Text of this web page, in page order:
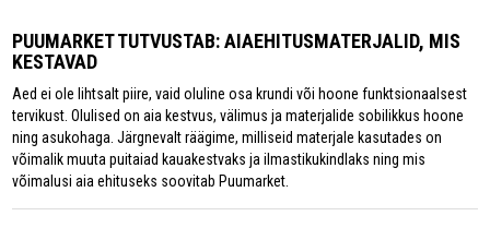
PUUMARKET TUTVUSTAB: AIAEHITUSMATERJALID, MIS
KESTAVAD
Aed ei ole lihtsalt piire, vaid oluline osa krundi või hoone funktsionaalsest
tervikust. Olulised on aia kestvus, välimus ja materjalide sobilikkus hoone
ning asukohaga. Järgnevalt räägime, milliseid materjale kasutades on
võimalik muuta puitaiad kauakestvaks ja ilmastikukindlaks ning mis
võimalusi aia ehituseks soovitab Puumarket.